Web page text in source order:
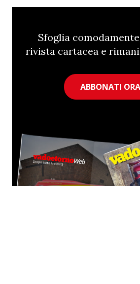
Sfoglia
rivista cartacea e
ABBONATI ORA